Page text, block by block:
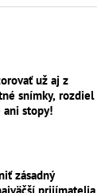
už aj z
snímky, rozdiel
ani stopy!
zásadný